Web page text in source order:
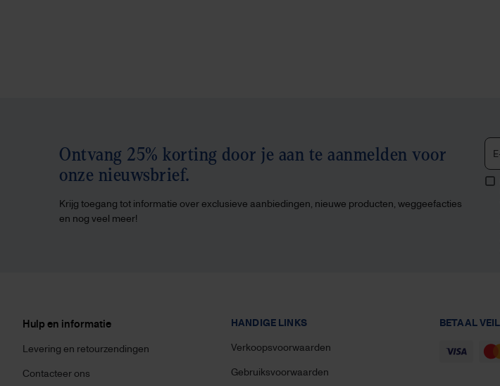
Ontvang 25% korting door je aan te aanmelden voor
onze nieuwsbrief.
Krijg toegang tot informatie over exclusieve aanbiedingen, nieuwe producten, weggeefacties
en nog veel meer!
Hulp en informatie
Levering en retourzendingen
Contacteer ons
HANDIGE LINKS
Verkoopsvoorwaarden
Gebruiksvoorwaarden
BETAAL